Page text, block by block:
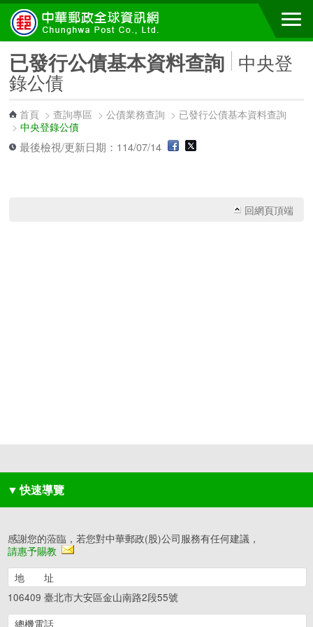
跳到主要內容區塊
已發行公債基本資料查詢 中央登
錄公債
首頁 >查詢專區 >公債業務查詢 > 已發行公債基本資料查詢
>中央登錄公債
最後檢視/更新日期：114/07/14
回網頁頂端
▼ 快速導覽
感謝您的蒞臨，若您對中華郵政(股)公司服務有任何建議，
請惠予賜教
地 址
106409 臺北市大安區金山南路2段55號
總機電話